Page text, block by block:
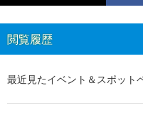
閲覧履歴
最近見たイベント＆スポット